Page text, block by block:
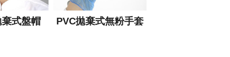
式盤帽 PVC拋棄式無粉手套